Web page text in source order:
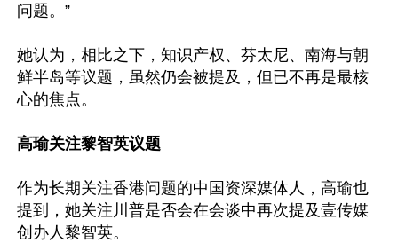
问题。”
她认为，相比之下，知识产权、芬太尼、南海与朝
鲜半岛等议题，虽然仍会被提及，但已不再是最核
心的焦点。
高瑜关注黎智英议题
作为长期关注香港问题的中国资深媒体人，高瑜也
提到，她关注川普是否会在会谈中再次提及壹传媒
创办人黎智英。